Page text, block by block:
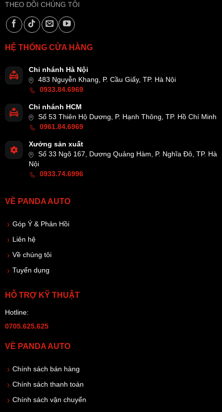
THEO DÕI CHÚNG TÔI
HỆ THỐNG CỬA HÀNG
Chi nhánh Hà Nội
483 Nguyễn Khang, P. Cầu Giấy, TP. Hà Nội
0933.84.6969
Chi nhánh HCM
Số 53 Thiên Hộ Dương, P. Hạnh Thông, TP. Hồ Chí Minh
0961.84.6969
Xưởng sản xuất
Số 33 Ngõ 167, Dương Quảng Hàm, P. Nghĩa Đô, TP. Hà
Nội
0933.74.6996
VỀ PANDA AUTO
Góp Ý & Phản Hồi
Liên hệ
Về chúng tôi
Tuyển dụng
HỖ TRỢ KỸ THUẬT
Hotline:
0705.625.625
VỀ PANDA AUTO
Chính sách bán hàng
Chính sách thanh toán
Chính sách vận chuyển